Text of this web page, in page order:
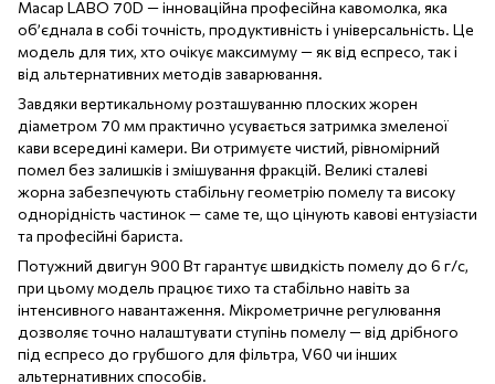
Macap LABO 70D — інноваційна професійна кавомолка, яка
об’єднала в собі точність, продуктивність і універсальність. Це
модель для тих, хто очікує максимуму — як від еспресо, так і
від альтернативних методів заварювання.
Завдяки вертикальному розташуванню плоских жорен
діаметром 70 мм практично усувається затримка змеленої
кави всередині камери. Ви отримуєте чистий, рівномірний
помел без залишків і змішування фракцій. Великі сталеві
жорна забезпечують стабільну геометрію помелу та високу
однорідність частинок — саме те, що цінують кавові ентузіасти
та професійні бариста.
Потужний двигун 900 Вт гарантує швидкість помелу до 6 г/с,
при цьому модель працює тихо та стабільно навіть за
інтенсивного навантаження. Мікрометричне регулювання
дозволяє точно налаштувати ступінь помелу — від дрібного
під еспресо до грубшого для фільтра, V60 чи інших
альтернативних способів.